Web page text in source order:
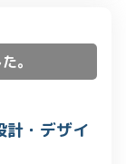
。
計・デザイ